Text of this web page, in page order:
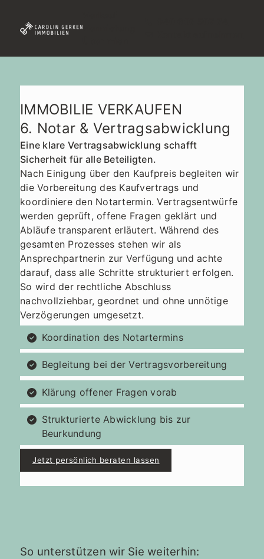
IMMOBILIE VERKAUFEN
6. Notar & Vertragsabwicklung
Eine klare Vertragsabwicklung schafft
Sicherheit für alle Beteiligten.
Nach Einigung über den Kaufpreis begleiten wir
die Vorbereitung des Kaufvertrags und
koordiniere den Notartermin. Vertragsentwürfe
werden geprüft, offene Fragen geklärt und
Abläufe transparent erläutert. Während des
gesamten Prozesses stehen wir als
Ansprechpartnerin zur Verfügung und achte
darauf, dass alle Schritte strukturiert erfolgen.
So wird der rechtliche Abschluss
nachvollziehbar, geordnet und ohne unnötige
Verzögerungen umgesetzt.
Koordination des Notartermins
Begleitung bei der Vertragsvorbereitung
Klärung offener Fragen vorab
Strukturierte Abwicklung bis zur
Beurkundung
Jetzt persönlich beraten lassen
So unterstützen wir Sie weiterhin: